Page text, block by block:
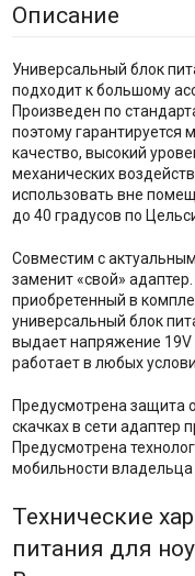
Описание
Универсальный блок
подходит к большому
Произведен по
поэтому гарантируется
качество, высокий
механических
использовать вне
до 40 градусов по
Совместим с
заменит «свой»
приобретенный в
универсальный блок
выдает напряжение 19V
работает в любых
Предусмотрена защита
скачках в сети адаптер
Предусмотрена
мобильности владельца
Технические
питания для